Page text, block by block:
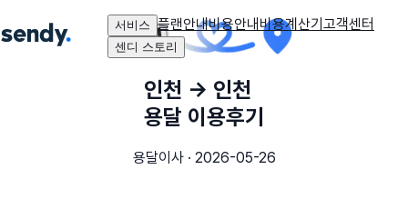
서비스 플랜안내비용안내비용계산기고객센터
센디 스토리
인천 → 인천
용달 이용후기
용달이사· 2026-05-26